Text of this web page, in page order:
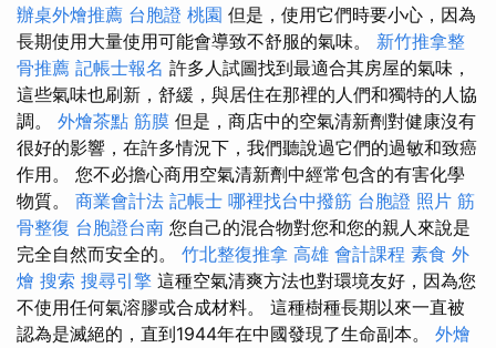
辦桌外燴推薦 台胞證 桃園 但是，使用它們時要小心，因為
長期使用大量使用可能會導致不舒服的氣味。 新竹推拿整
骨推薦 記帳士報名 許多人試圖找到最適合其房屋的氣味，
這些氣味也刷新，舒緩，與居住在那裡的人們和獨特的人協
調。 外燴茶點 筋膜 但是，商店中的空氣清新劑對健康沒有
很好的影響，在許多情況下，我們聽說過它們的過敏和致癌
作用。 您不必擔心商用空氣清新劑中經常包含的有害化學
物質。 商業會計法 記帳士 哪裡找台中撥筋 台胞證 照片 筋
骨整復 台胞證台南 您自己的混合物對您和您的親人來說是
完全自然而安全的。 竹北整復推拿 高雄 會計課程 素食 外
燴 搜索 搜尋引擎 這種空氣清爽方法也對環境友好，因為您
不使用任何氣溶膠或合成材料。 這種樹種長期以來一直被
認為是滅絕的，直到1944年在中國發現了生命副本。 外燴